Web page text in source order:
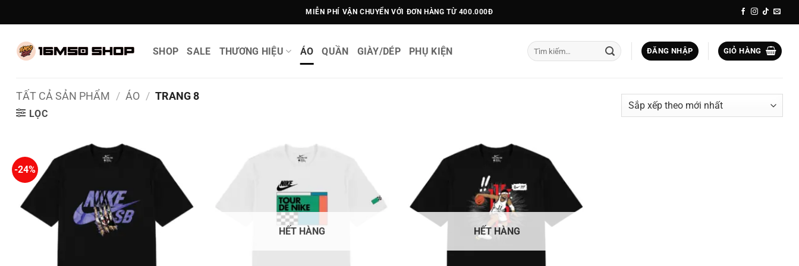
qua
dung
MIỄN PHÍ VẬN CHUYỂN VỚI ĐƠN HÀNG TỪ 400.000Đ
SHOP SALE THƯƠNG HIỆU ÁO QUẦN GIÀY/DÉP PHỤ KIỆN
Tìm
kiếm:
ĐĂNG NHẬP GIỎ HÀNG
TẤT CẢ SẢN PHẨM / ÁO / TRANG 8
LỌC
-24%
HẾT HÀNG HẾT HÀNG